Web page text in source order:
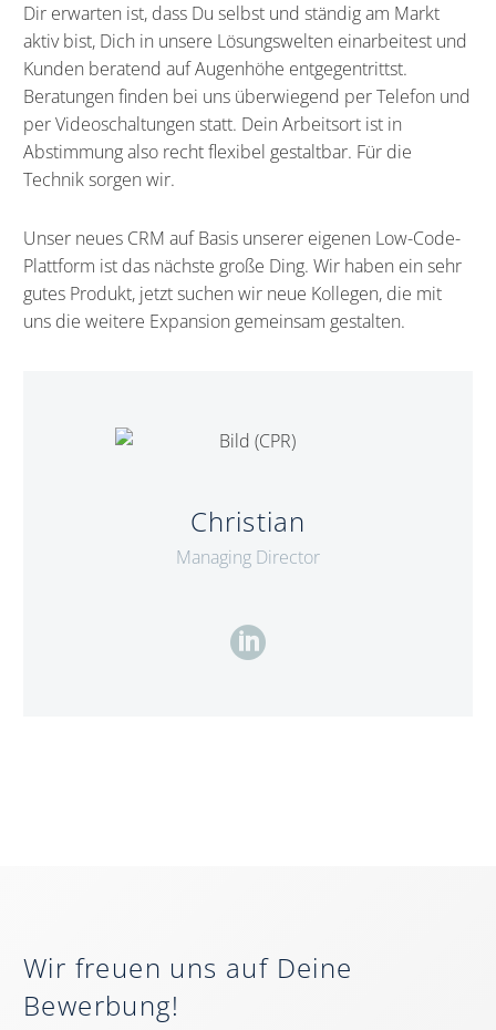
Dir erwarten ist, dass Du selbst und ständig am Markt
aktiv bist, Dich in unsere Lösungswelten einarbeitest und
Kunden beratend auf Augenhöhe entgegentrittst.
Beratungen finden bei uns überwiegend per Telefon und
per Videoschaltungen statt. Dein Arbeitsort ist in
Abstimmung also recht flexibel gestaltbar. Für die
Technik sorgen wir.
Unser neues CRM auf Basis unserer eigenen Low-Code-
Plattform ist das nächste große Ding. Wir haben ein sehr
gutes Produkt, jetzt suchen wir neue Kollegen, die mit
uns die weitere Expansion gemeinsam gestalten.
Christian
Managing Director
Wir freuen uns auf Deine
Bewerbung!